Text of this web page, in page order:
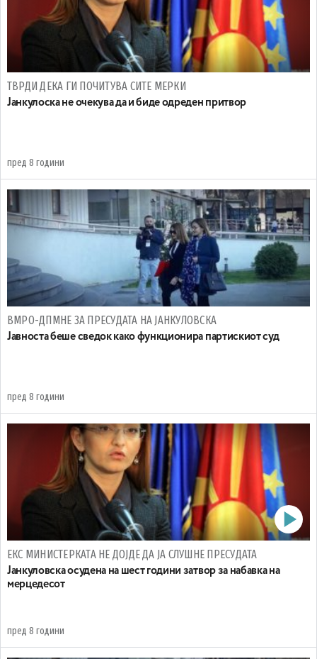
ТВРДИ ДЕКА ГИ ПОЧИТУВА СИТЕ МЕРКИ
Јанкулоска не очекува да и биде одреден притвор
пред 8 години
ВМРО-ДПМНЕ ЗА ПРЕСУДАТА НА ЈАНКУЛОВСКА
Јавноста беше сведок како функционира партискиот суд
пред 8 години
ЕКС МИНИСТЕРКАТА НЕ ДОЈДЕ ДА ЈА СЛУШНЕ ПРЕСУДАТА
Јанкуловска осудена на шест години затвор за набавка на
мерцедесот
пред 8 години